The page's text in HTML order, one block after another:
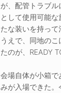
が、配管トラブ
として使用可能
たな装いを持っ
うえで、同地の
たのが、READY
会場自体が小箱
みが入場できた。